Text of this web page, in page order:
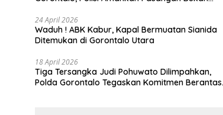
24 April 2026
Waduh ! ABK Kabur, Kapal Bermuatan Sianida
Ditemukan di Gorontalo Utara
18 April 2026
Tiga Tersangka Judi Pohuwato Dilimpahkan,
Polda Gorontalo Tegaskan Komitmen Berantas